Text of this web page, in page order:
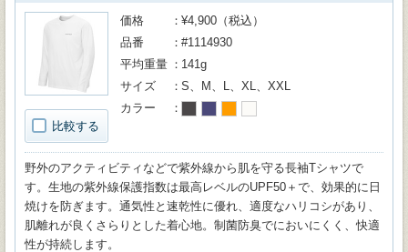
比較する
価格
¥4,900（税込）
品番
#1114930
平均重量
141g
サイズ
S、M、L、XL、XXL
カラー
野外のアクティビティなどで紫外線から肌を守る長袖Tシャツで
す。生地の紫外線保護指数は最高レベルのUPF50＋で、効果的に日
焼けを防ぎます。通気性と速乾性に優れ、適度なハリコシがあり、
肌離れが良くさらりとした着心地。制菌防臭でにおいにくく、快適
性が持続します。